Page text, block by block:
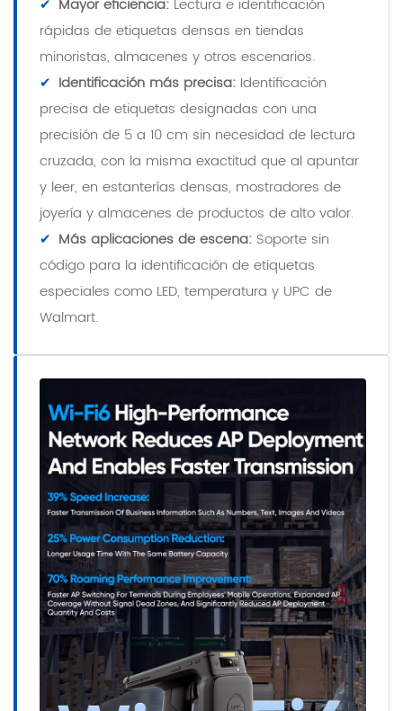
✔ Mayor eficiencia: Lectura e identificación
rápidas de etiquetas densas en tiendas
minoristas, almacenes y otros escenarios.
✔ Identificación más precisa: Identificación
precisa de etiquetas designadas con una
precisión de 5 a 10 cm sin necesidad de lectura
cruzada, con la misma exactitud que al apuntar
y leer, en estanterías densas, mostradores de
joyería y almacenes de productos de alto valor.
✔ Más aplicaciones de escena: Soporte sin
código para la identificación de etiquetas
especiales como LED, temperatura y UPC de
Walmart.